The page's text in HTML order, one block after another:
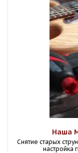
Наша
Снятие старых
настройка